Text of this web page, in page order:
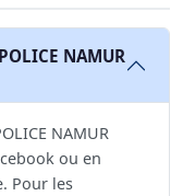
NAMUR
NAMUR
ou en
Pour les